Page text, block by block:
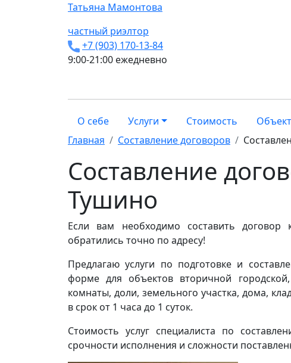
Татьяна Мамонтова
частный риэлтор
+7 (903) 170-13-84
9:00-21:00 ежедневно
О себе Услуги Стоимость
Главная
Составление договоров
Составление
Тушино
Если вам необходимо составить
обратились точно по адресу!
Предлагаю услуги по подготовке и
форме для объектов вторичной
комнаты, доли, земельного участка, дома,
в срок от 1 часа до 1 суток.
Стоимость услуг специалиста по
срочности исполнения и сложности